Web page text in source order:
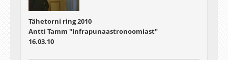
Tähetorni ring 2010
Antti Tamm "Infrapunaastronoomiast"
16.03.10